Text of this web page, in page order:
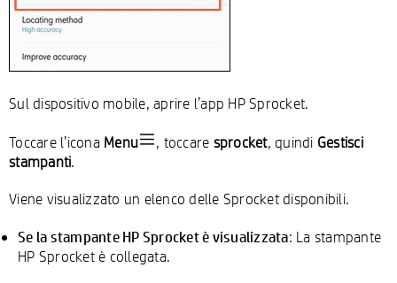
Sul dispositivo mobile, aprire l’app HP Sprocket.
Toccare l’icona Menu , toccare sprocket, quindi Gestisci
stampanti.
Viene visualizzato un elenco delle Sprocket disponibili.
Se la stampante HP Sprocket è visualizzata: La stampante
HP Sprocket è collegata.